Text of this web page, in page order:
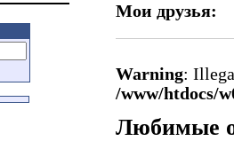
Мои друзья:
Warning:
/www/htdocs/
Любимые